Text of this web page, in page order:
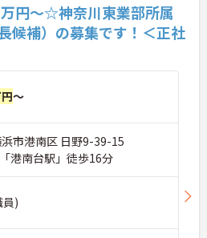
万円～☆神奈川東業部所属
候補）の募集です！＜正社
～
市港南区 日野9-39-15
港南台駅」徒歩16分
員)